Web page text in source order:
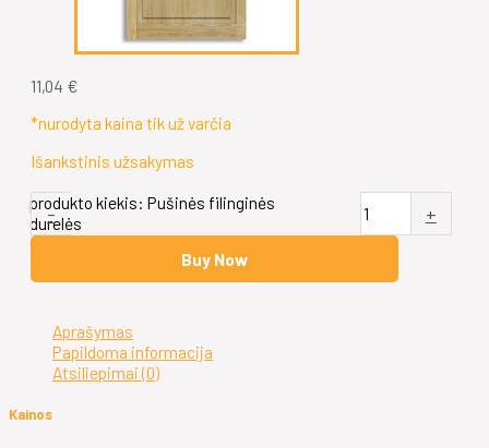
11,04 €
*nurodyta kaina tik už varčia
Išankstinis užsakymas
-
produkto kiekis: Pušinės filinginės
durelės
+
Buy Now
Aprašymas
Papildoma informacija
Atsiliepimai (0)
Kainos